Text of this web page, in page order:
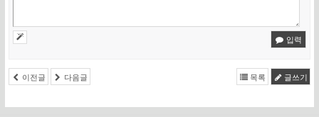
입력
이전글 다음글 목록 글쓰기